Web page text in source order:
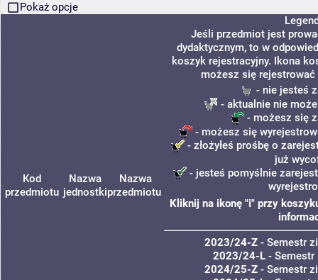
Pokaż opcje
Kod
przedmiotu
Nazwa
jednostki
Nazwa
przedmiotu
Jeśli przedmiot jest
dydaktycznym, to w
koszyk rejestracyjny. Ikona
możesz się rejestrować
- nie jesteś
- aktualnie nie
- możesz się
- możesz się
- złożyłeś prośbę o
już
- jesteś pomyślnie
Kliknij na ikonę "i" przy
2023/24-Z - Semestr
2023/24-L -
2024/25-Z - Semestr